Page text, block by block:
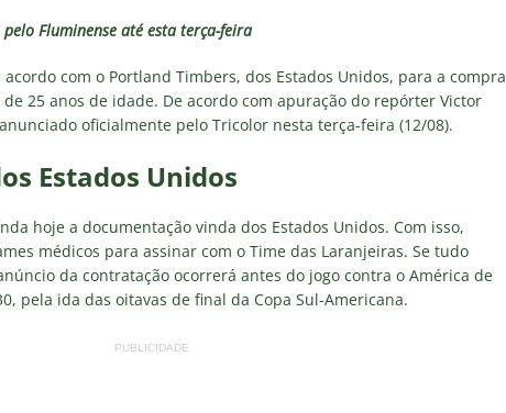
2026 ] Remo X Santos — Oitavas Copa do Brasil 2026: Palpites, Odds e
DE APOSTAS
Vasco
NOTÍCIAS
Fluminense até esta terça-feira
com o Portland Timbers, dos Estados Unidos, para a compra
25 anos de idade. De acordo com apuração do repórter Victor
oficialmente pelo Tricolor nesta terça-feira (12/08).
Estados Unidos
hoje a documentação vinda dos Estados Unidos. Com isso,
médicos para assinar com o Time das Laranjeiras. Se tudo
da contratação ocorrerá antes do jogo contra o América de
pela ida das oitavas de final da Copa Sul-Americana.
PUBLICIDADE